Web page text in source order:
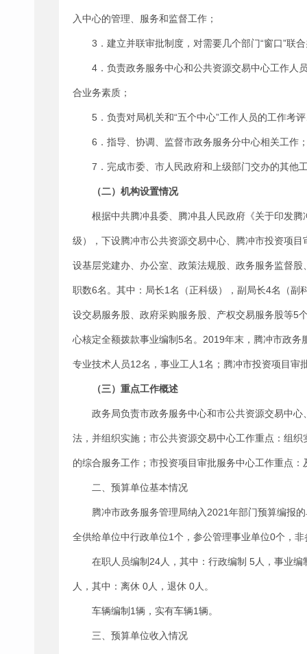
入中心的管理、服务和监督工作；
3．建立并联审批制度，对需要几个部门“窗口”联
4．负责政务服务中心和公共资源交易中心工作人
合业务素质；
5．负责对局机关和“五个中心”工作人员的工作考
6．指导、协调、监督市政务服务分中心相关工作
7．完成市委、市人民政府和上级部门交办的其他
（二）机构设置情况
根据中共腾冲县委、腾冲县人民政府《关于印发
级），下设腾冲市公共资源交易中心、腾冲市投资项
设基层党建办、办公室、政策法规股、政务服务监督
职数6名。其中：局长1名（正科级），副局长4名（
设交易服务股、政府采购服务股、产权交易服务股等5
心核定全额拨款事业编制5名。2019年末，腾冲市政
专业技术人员12名，事业工人1名；腾冲市投资项目审
（三）重点工作概述
政务局负责市政务服务中心和市公共资源交易中
法，并组织实施；市公共资源交易中心工作重点：组
的综合服务工作；市投资项目审批服务中心工作重点
二、预算单位基本情况
腾冲市政务服务管理局纳入2021年部门预算编报
全供给单位中行政单位1个，参公管理事业单位0个，
在职人员编制24人，其中：行政编制 5人，事业
人，其中：离休 0人，退休 0人。
车辆编制1辆，实有车辆1辆。
三、预算单位收入情况